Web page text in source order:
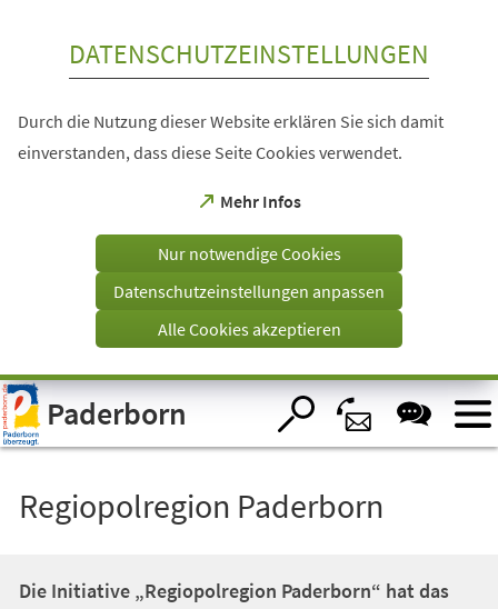
Visuelle
Assistenzsoftware
öffnen.
DATENSCHUTZEINSTELLUNGEN
Durch die Nutzung dieser Website erklären Sie sich damit
einverstanden, dass diese Seite Cookies verwendet.
Mehr Infos
(Öffnet
einem
Tab)
Nur notwendige Cookies
Datenschutzeinstellungen anpassen
Alle Cookies akzeptieren
Paderborn
Regiopolregion Paderborn
Die Initiative „Regiopolregion Paderborn“ hat das